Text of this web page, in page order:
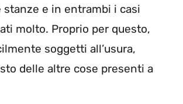
stanze e in entrambi i casi
molto. Proprio per questo,
soggetti all’usura,
delle altre cose presenti a